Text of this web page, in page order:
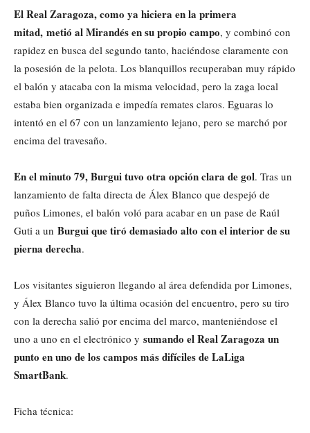
El Real Zaragoza, como ya hiciera en la primera
mitad, metió al Mirandés en su propio campo, y combinó con
rapidez en busca del segundo tanto, haciéndose claramente con
la posesión de la pelota. Los blanquillos recuperaban muy rápido
el balón y atacaba con la misma velocidad, pero la zaga local
estaba bien organizada e impedía remates claros. Eguaras lo
intentó en el 67 con un lanzamiento lejano, pero se marchó por
encima del travesaño.
En el minuto 79, Burgui tuvo otra opción clara de gol. Tras un
lanzamiento de falta directa de Álex Blanco que despejó de
puños Limones, el balón voló para acabar en un pase de Raúl
Guti a un Burgui que tiró demasiado alto con el interior de su
pierna derecha.
Los visitantes siguieron llegando al área defendida por Limones,
y Álex Blanco tuvo la última ocasión del encuentro, pero su tiro
con la derecha salió por encima del marco, manteniéndose el
uno a uno en el electrónico y sumando el Real Zaragoza un
punto en uno de los campos más difíciles de LaLiga
SmartBank.
Ficha técnica: